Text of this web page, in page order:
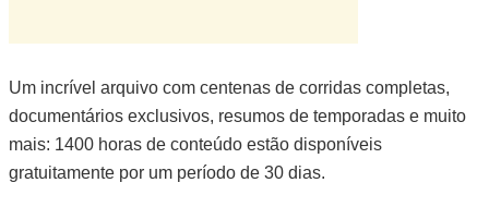
Um incrível arquivo com centenas de corridas completas,
documentários exclusivos, resumos de temporadas e muito
mais: 1400 horas de conteúdo estão disponíveis
gratuitamente por um período de 30 dias.